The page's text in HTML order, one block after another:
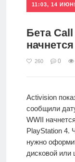
11:03, 14
Бета
260 0
Activision
сообщили
WWII
PlayStation 4.
нужно
дисковой или